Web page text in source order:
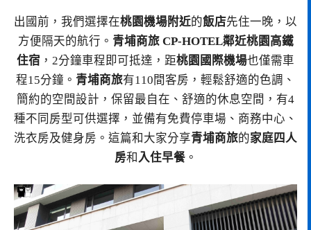
出國前，我們選擇在桃園機場附近的飯店先住一晚，以
方便隔天的航行。 青埔商旅 CP-HOTEL鄰近桃園高鐵
住宿 ，2分鐘車程即可抵達，距桃園國際機場也僅需車
程15分鐘。 青埔商旅有110間客房，輕鬆舒適的色調、
簡約的空間設計，保留最自在、舒適的休息空間，有4
種不同房型可供選擇，並備有免費停車場、商務中心、
洗衣房及健身房。這篇和大家分享青埔商旅的家庭四人
房和 入住早餐。